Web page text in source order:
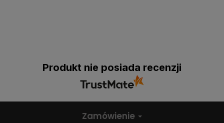
Produkt nie posiada recenzji
Zamówienie